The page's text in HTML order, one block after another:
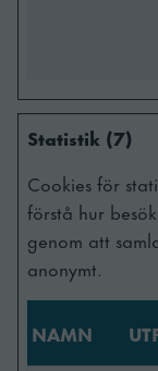
Statistik (7)
Cookies för
förstå hur
genom att
anonymt.
NAMN